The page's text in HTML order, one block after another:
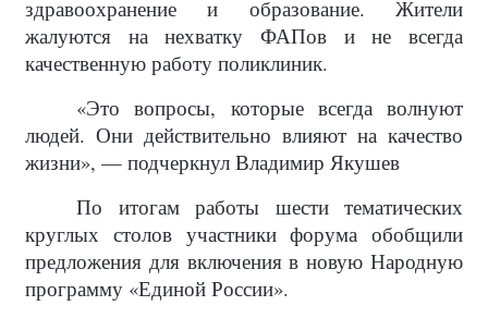
здравоохранение и образование. Жители
жалуются на нехватку ФАПов и не всегда
качественную работу поликлиник.
«Это вопросы, которые всегда волнуют
людей. Они действительно влияют на качество
жизни», — подчеркнул Владимир Якушев
По итогам работы шести тематических
круглых столов участники форума обобщили
предложения для включения в новую Народную
программу «Единой России».